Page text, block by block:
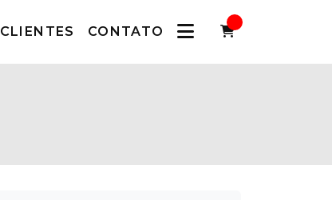
CLIENTES CONTATO